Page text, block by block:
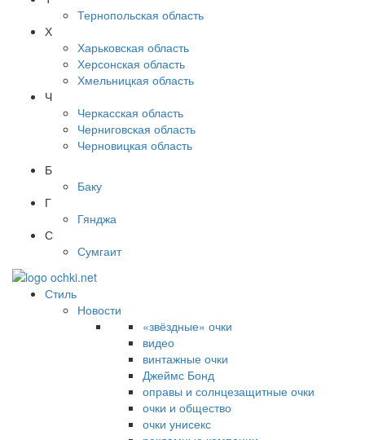
Тернопольская область
Х
Харьковская область
Херсонская область
Хмельницкая область
Ч
Черкасская область
Черниговская область
Черновицкая область
Б
Баку
Г
Гянджа
С
Сумгаит
Стиль
Новости
«звёздные» очки
видео
винтажные очки
Джеймс Бонд
оправы и солнцезащитные очки
очки и общество
очки унисекс